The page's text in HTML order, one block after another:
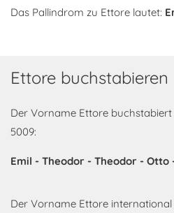
Das Pallindrom zu Ettore lautet:
Ettore buchstabieren
Der Vorname Ettore
5009:
Emil - Theodor - Theodor - Otto
Der Vorname Ettore